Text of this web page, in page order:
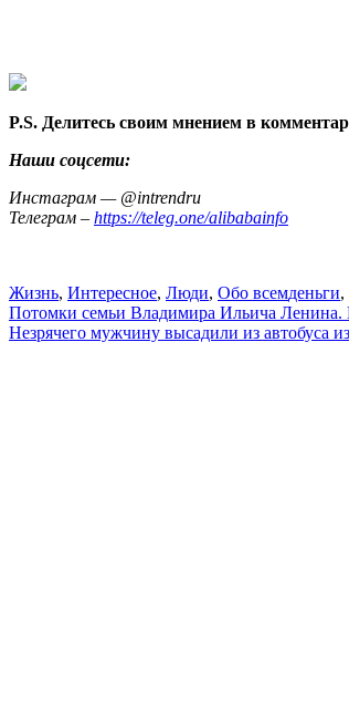
P.S. Делитесь своим мнением в
Наши соцсети:
Инстаграм — @intrendru
Телеграм – https://teleg.one/alibabainfo
Жизнь, Интересное, Люди, Обо всемденьги,
Навигация
по
Потомки семьи Владимира Ильича Ленина.
Незрячего мужчину высадили из автобуса